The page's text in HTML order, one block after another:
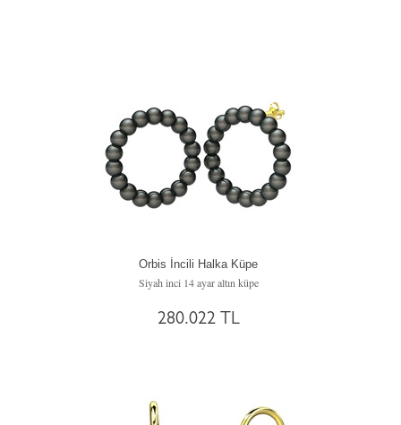
Orbis İncili Halka Küpe
Siyah inci 14 ayar altın küpe
280.022 TL